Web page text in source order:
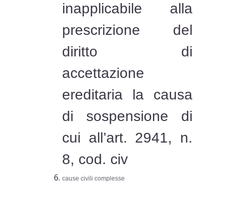
inapplicabile alla
prescrizione del
diritto di
accettazione
ereditaria la causa
di sospensione di
cui all’art. 2941, n.
8, cod. civ
cause civili complesse